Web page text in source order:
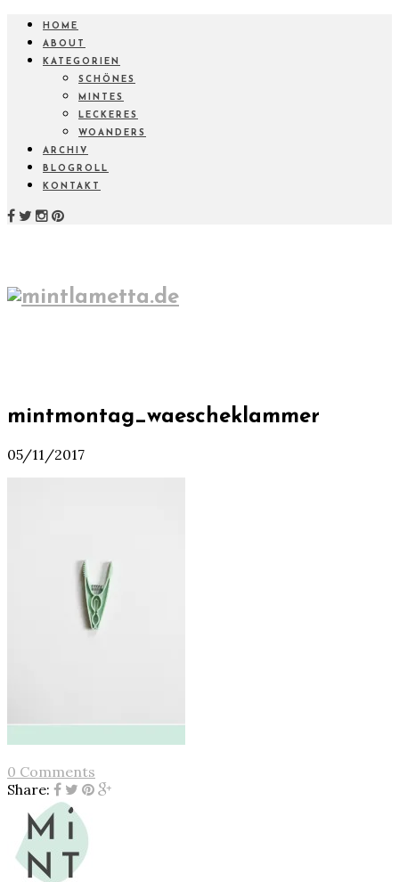
HOME
ABOUT
KATEGORIEN
SCHÖNES
MINTES
LECKERES
WOANDERS
ARCHIV
BLOGROLL
KONTAKT
mintmontag_waescheklammer
05/11/2017
0 Comments
Share: